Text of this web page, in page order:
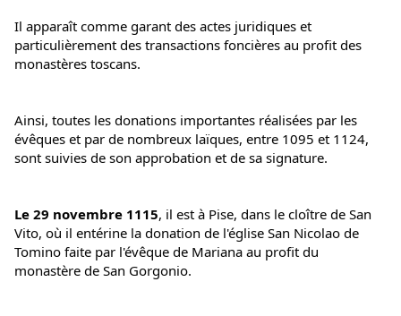
Il apparaît comme garant des actes juridiques et
particulièrement des transactions foncières au profit des
monastères toscans.
Ainsi, toutes les donations importantes réalisées par les
évêques et par de nombreux laïques, entre 1095 et 1124,
sont suivies de son approbation et de sa signature.
Le 29 novembre 1115, il est à Pise, dans le cloître de San
Vito, où il entérine la donation de l'église San Nicolao de
Tomino faite par l'évêque de Mariana au profit du
monastère de San Gorgonio.